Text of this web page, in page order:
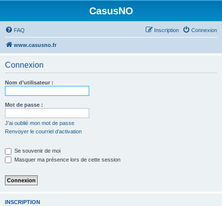
CasusNO
FAQ Connexion
Inscription
www.casusno.fr
Connexion
Nom d’utilisateur :
Mot de passe :
J’ai oublié mon mot de passe
Renvoyer le courriel d’activation
Se souvenir de moi
Masquer ma présence lors de cette session
INSCRIPTION